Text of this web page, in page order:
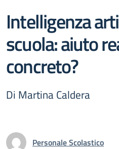
Intelligenza
scuola: aiuto
concreto?
Di Martina Caldera
Personale Scolastico